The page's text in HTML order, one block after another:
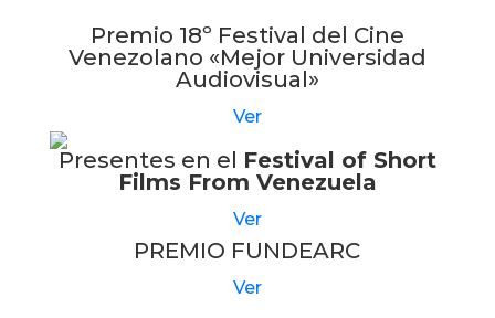
Premio 18º Festival del Cine
Venezolano «Mejor Universidad
Audiovisual»
Ver
Presentes en el Festival of Short
Films From Venezuela
Ver
PREMIO FUNDEARC
Ver